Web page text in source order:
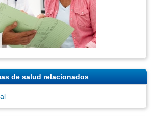
de salud relacionados